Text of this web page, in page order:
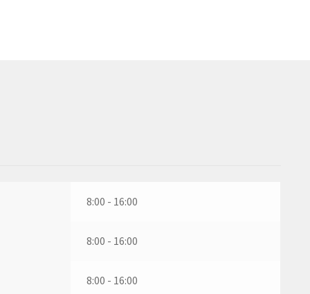
8:00 - 16:00
8:00 - 16:00
8:00 - 16:00